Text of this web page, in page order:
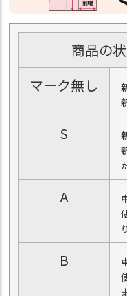
商品の
マーク無し
S
A
B